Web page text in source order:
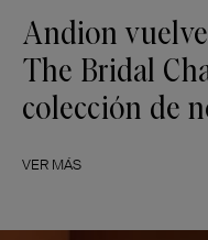
Andion
The Bridal
colección de
VER MÁS